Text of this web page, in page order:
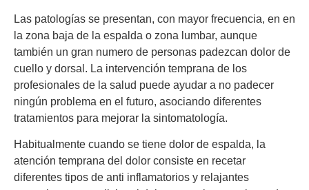
Las patologías se presentan, con mayor frecuencia, en en
la zona baja de la espalda o zona lumbar, aunque
también un gran numero de personas padezcan dolor de
cuello y dorsal. La intervención temprana de los
profesionales de la salud puede ayudar a no padecer
ningún problema en el futuro, asociando diferentes
tratamientos para mejorar la sintomatología.
Habitualmente cuando se tiene dolor de espalda, la
atención temprana del dolor consiste en recetar
diferentes tipos de anti inflamatorios y relajantes